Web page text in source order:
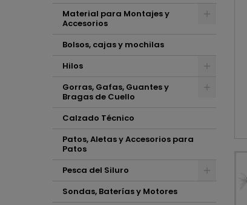
Material para Montajes y
Accesorios
Bolsos, cajas y mochilas
Hilos
Gorras, Gafas, Guantes y
Bragas de Cuello
Calzado Técnico
Patos, Aletas y Accesorios para
Patos
Pesca del Siluro
Sondas, Baterías y Motores